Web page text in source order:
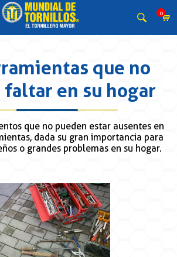
0
que no
faltar en su hogar
que no pueden estar ausentes en
dada su gran importancia para
o grandes problemas en su hogar.